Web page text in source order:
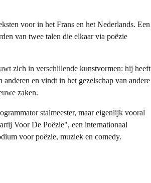
voor in het Frans en het Nederlands. Een
van twee talen die elkaar via poëzie
zich in verschillende kunstvormen: hij heeft
en vindt in het gezelschap van andere
zaken.
stalmeester, maar eigenlijk vooral
Voor De Poëzie", een internationaal
voor poëzie, muziek en comedy.